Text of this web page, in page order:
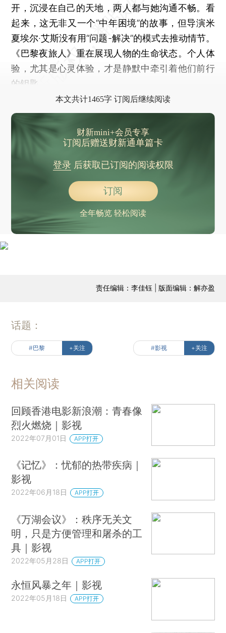
开，沉浸在自己的天地，两人都与她沟通不畅。看
起来，这无非又一个“中年困境”的故事，但导演米
夏埃尔·艾斯没有用“问题-解决”的模式去推动情节。
《巴黎夜旅人》重在展现人物的生命状态。个人体
验，尤其是心灵体验，才是静默中牵引着他们前行
的钥匙。
本文共计1465字 订阅后继续阅读
财新mini+会员专享
订阅后赠送财新通单篇卡
登录后获取已订阅的阅读权限
订阅
全年畅览 轻松阅读
责任编辑：李佳钰 | 版面编辑：解亦盈
话题：
#巴黎 +关注 #影视 +关注
相关阅读
回顾香港电影新浪潮：青春像
烈火燃烧｜影视
2022年07月01日 APP打开
《记忆》：忧郁的热带疾病｜
影视
2022年06月18日 APP打开
《万湖会议》：秩序无关文
明，只是方便管理和屠杀的工
具｜影视
2022年05月28日 APP打开
永恒风暴之年｜影视
2022年05月18日 APP打开